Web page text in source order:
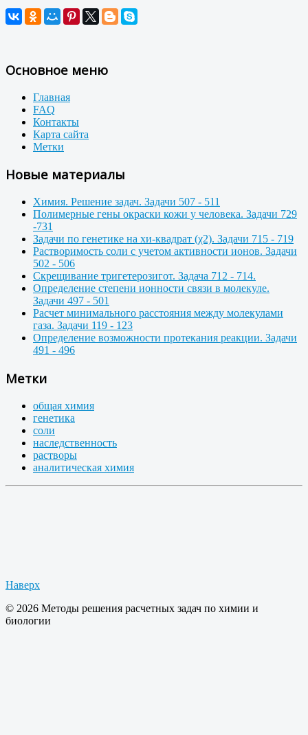
Основное меню
Главная
FAQ
Контакты
Карта сайта
Метки
Новые материалы
Химия. Решение задач. Задачи 507 - 511
Полимерные гены окраски кожи у человека. Задачи 729
-731
Задачи по генетике на хи-квадрат (χ2). Задачи 715 - 719
Растворимость соли с учетом активности ионов. Задачи
502 - 506
Скрещивание тригетерозигот. Задача 712 - 714.
Определение степени ионности связи в молекуле.
Задачи 497 - 501
Расчет минимального расстояния между молекулами
газа. Задачи 119 - 123
Определение возможности протекания реакции. Задачи
491 - 496
Метки
общая химия
генетика
соли
наследственность
растворы
аналитическая химия
Наверх
© 2026 Методы решения расчетных задач по химии и
биологии